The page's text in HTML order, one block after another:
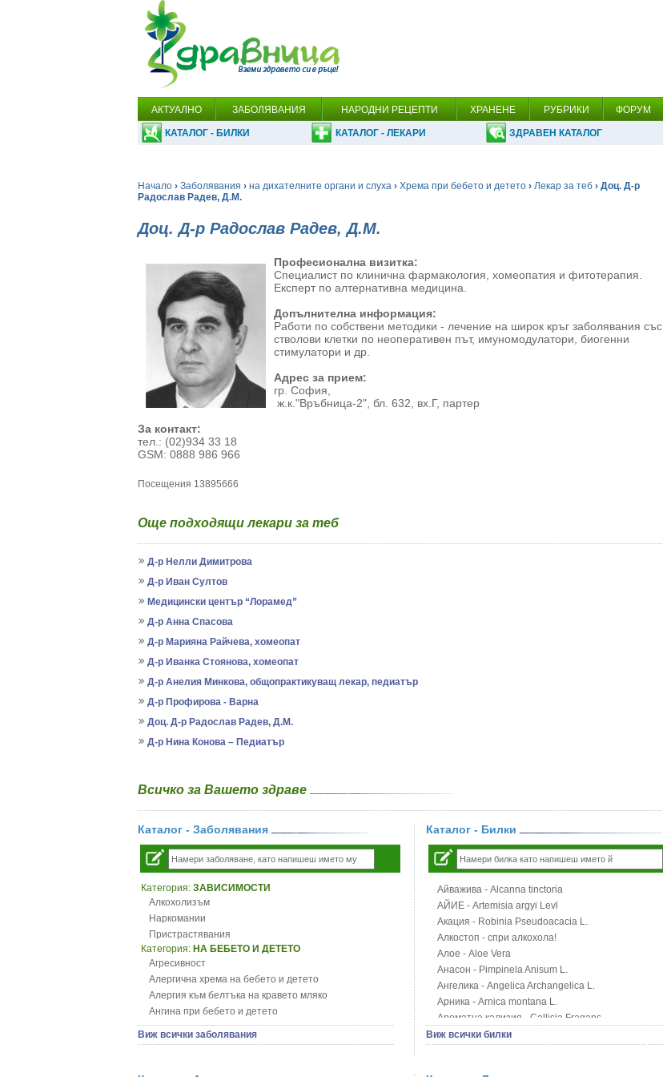
АКТУАЛНО ЗАБОЛЯВАНИЯ НАРОДНИ РЕЦЕПТИ ХРАНЕНЕ РУБРИКИ ФОРУМ
КАТАЛОГ - БИЛКИ КАТАЛОГ - ЛЕКАРИ ЗДРАВЕН КАТАЛОГ
Начало › Заболявания › на дихателните органи и слуха › Хрема при бебето и детето › Лекар за теб › Доц. Д-р
Радослав Радев, Д.М.
Доц. Д-р Радослав Радев, Д.М.
Професионална визитка:
Специалист по клинична фармакология, хомеопатия и фитотерапия.
Експерт по алтернативна медицина.
Допълнителна информация:
Работи по собствени методики - лечение на широк кръг заболявания със
стволови клетки по неоперативен път, имуномодулатори, биогенни
стимулатори и др.
Адрес за прием:
гр. София,
ж.к."Връбница-2", бл. 632, вх.Г, партер
За контакт:
тел.: (02)934 33 18
GSM: 0888 986 966
Посещения 13895666
Още подходящи лекари за теб
Д-р Нелли Димитрова
Д-р Иван Султов
Медицински център “Лорамед”
Д-р Анна Спасова
Д-р Марияна Райчева, хомеопат
Д-р Иванка Стоянова, хомеопат
Д-р Анелия Минкова, общопрактикуващ лекар, педиатър
Д-р Профирова - Варна
Доц. Д-р Радослав Радев, Д.М.
Д-р Нина Конова – Педиатър
Всичко за Вашето здраве
Каталог - Заболявания
Категория: ЗАВИСИМОСТИ
Алкохолизъм
Наркомании
Пристрастявания
Категория: НА БЕБЕТО И ДЕТЕТО
Агресивност
Алергична хрема на бебето и детето
Алергия към белтъка на кравето мляко
Ангина при бебето и детето
Анемия при бебето и детето
Апетит - пълни деца
Виж всички заболявания
Каталог - Билки
Айважива - Alcanna tinctoria
АЙИЕ - Artemisia argyi Levl
Акация - Robinia Pseudoacacia L.
Алкостоп - спри алкохола!
Алое - Aloe Vera
Анасон - Pimpinela Anisum L.
Ангелика - Angelica Archangelica L.
Арника - Arnica montana L.
Ароматна кализия - Callisia Fragans
Арония - Sorbus melanocorpa
Виж всички билки